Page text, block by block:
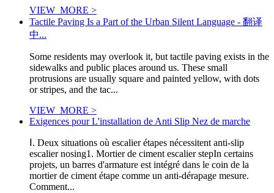
VIEW_MORE >
Tactile Paving Is a Part of the Urban Silent Language - 翻译
中...
Some residents may overlook it, but tactile paving exists in the
sidewalks and public places around us. These small
protrusions are usually square and painted yellow, with dots
or stripes, and the tac...
VIEW_MORE >
Exigences pour L'installation de Anti Slip Nez de marche
Ⅰ. Deux situations où escalier étapes nécessitent anti-slip
escalier nosing1. Mortier de ciment escalier stepIn certains
projets, un barres d'armature est intégré dans le coin de la
mortier de ciment étape comme un anti-dérapage mesure.
Comment...